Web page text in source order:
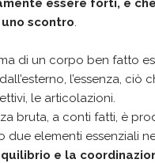
essere forti, e
scontro.
di un corpo ben fatto
l’essenza, ciò
le articolazioni.
bruta, a conti fatti, è
due elementi essenziali
e la